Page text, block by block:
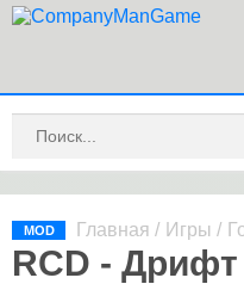
MOD Главная / Игры /
RCD - Дрифт